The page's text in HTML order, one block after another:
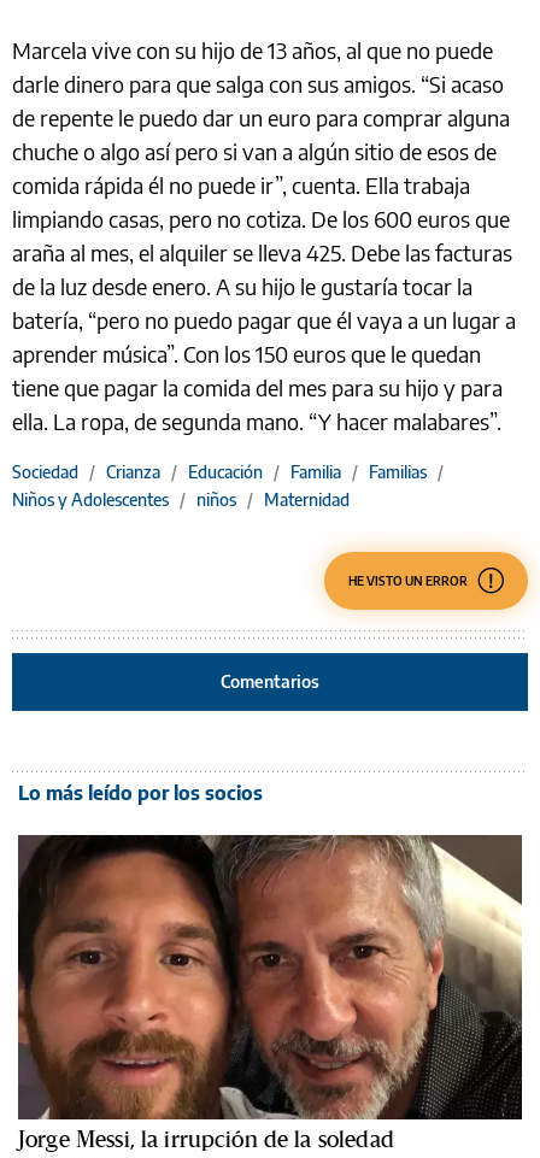
Marcela vive con su hijo de 13 años, al que no puede
darle dinero para que salga con sus amigos. “Si acaso
de repente le puedo dar un euro para comprar alguna
chuche o algo así pero si van a algún sitio de esos de
comida rápida él no puede ir”, cuenta. Ella trabaja
limpiando casas, pero no cotiza. De los 600 euros que
araña al mes, el alquiler se lleva 425. Debe las facturas
de la luz desde enero. A su hijo le gustaría tocar la
batería, “pero no puedo pagar que él vaya a un lugar a
aprender música”. Con los 150 euros que le quedan
tiene que pagar la comida del mes para su hijo y para
ella. La ropa, de segunda mano. “Y hacer malabares”.
Sociedad / Crianza / Educación / Familia / Familias /
Niños y Adolescentes / niños / Maternidad
HE VISTO UN ERROR
Comentarios
Lo más leído por los socios
Jorge Messi, la irrupción de la soledad